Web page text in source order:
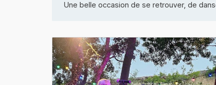
Une belle occasion de se retrouver, de